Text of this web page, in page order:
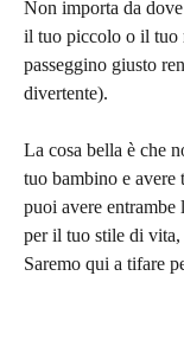
Non importa da
il tuo piccolo o il tuo
passeggino giusto
divertente).
La cosa bella è che
tuo bambino e avere
puoi avere
per il tuo stile di vita,
Saremo qui a tifare